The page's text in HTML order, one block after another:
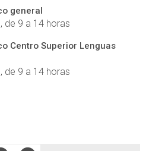
general
de 9 a 14 horas
Centro Superior Lenguas
de 9 a 14 horas